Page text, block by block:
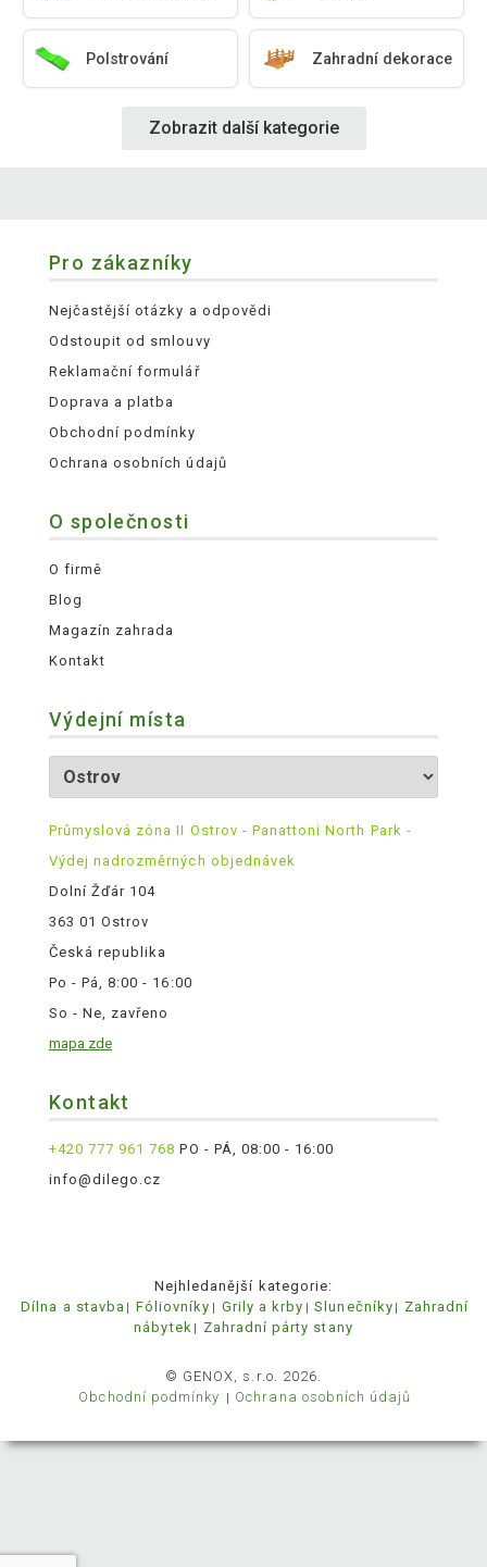
Polstrování Zahradní dekorace
Zobrazit další kategorie
Pro zákazníky
Nejčastější otázky a odpovědi
Odstoupit od smlouvy
Reklamační formulář
Doprava a platba
Obchodní podmínky
Ochrana osobních údajů
O společnosti
O firmě
Blog
Magazín zahrada
Kontakt
Výdejní místa
Průmyslová zóna II Ostrov - Panattoni North Park -
Výdej nadrozměrných objednávek
Dolní Žďár 104
363 01 Ostrov
Česká republika
Po - Pá, 8:00 - 16:00
So - Ne, zavřeno
mapa zde
Kontakt
+420 777 961 768 PO - PÁ, 08:00 - 16:00
info@dilego.cz
Nejhledanější kategorie:
Dílna a stavba
Fóliovníky Grily a krby Slunečníky
Zahradní
nábytek
Zahradní párty stany
© GENOX, s.r.o. 2026.
Obchodní podmínky
Ochrana osobních údajů